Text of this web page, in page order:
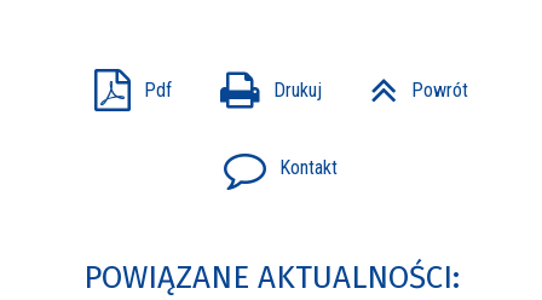
Pdf Drukuj Powrót
Kontakt
POWIĄZANE AKTUALNOŚCI: